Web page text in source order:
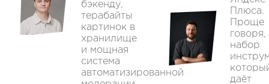
бэкенду,
терабайты
картинок в
хранилище
и мощная
система
автоматизированной
Плюса.
Проще
говоря,
набор
даёт